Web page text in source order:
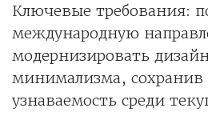
Ключевые требования:
международную
модернизировать
минимализма, сохранив
узнаваемость среди